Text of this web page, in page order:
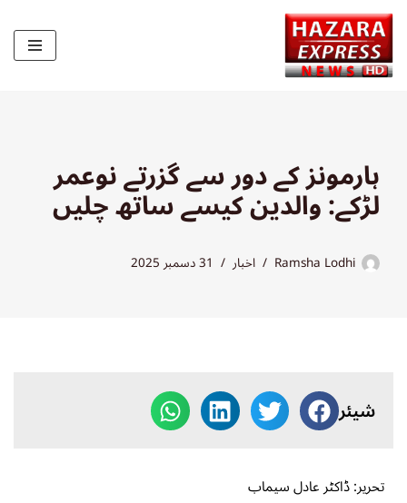
Skip
to
ہارمونز کے دور سے گزرتے نوعمر
لڑکے: والدین کیسے ساتھ چلیں
Ramsha Lodhi اخبار 31 دسمبر 2025
شیئر
تحریر: ڈاکٹر عادل سیماب